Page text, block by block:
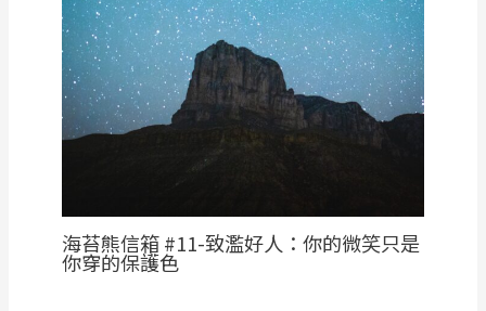
海苔熊信箱 #11-致濫好人：你的微笑只是
你穿的保護色